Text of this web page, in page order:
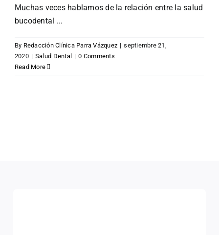
Muchas veces hablamos de la relación entre la salud
bucodental ...
By Redacción Clínica Parra Vázquez | septiembre 21,
2020 | Salud Dental | 0 Comments
Read More